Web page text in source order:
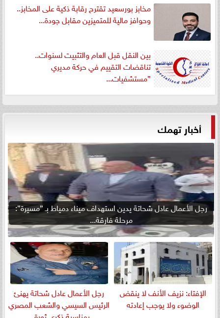
مخابز بورسعيد تقترح رقابة ذكية على المخابز..
وحوافز مالية للمتميزين مقابل جودة...
بين النقل قبل العام والتثبيت لسنوات..
تناقضات التقييم في حركة مديري
”مستشفيات...
أخبار تهمك
رجل الأعمال عادل شحاتة يدين استهداف ميناء دمياط بـ ”مسيرة”:
مرحلة فارقة...
الإفتاء: نزيف الأنف لا ينقض
الوضوء ولا يوجب إعادته
رجل الأعمال عادل شحاتة يهنئ
الرئيس السيسي والشعب المصري